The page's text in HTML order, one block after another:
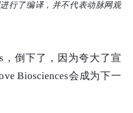
行了编译，并不代表动脉网观
，倒下了，因为夸大了宣
Biosciences会成为下一